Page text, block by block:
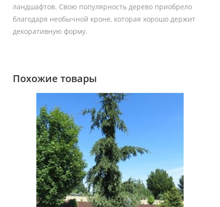
ландшафтов. Свою популярность дерево приобрело
благодаря необычной кроне, которая хорошо держит
декоративную форму.
Похожие товары